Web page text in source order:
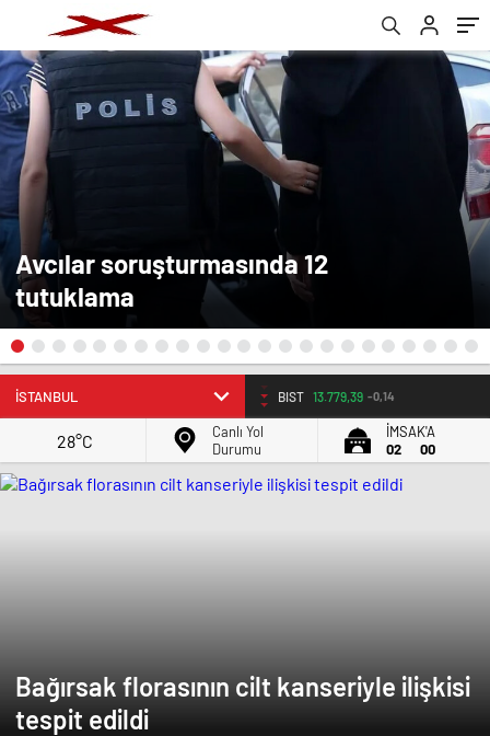
Avcılar soruşturmasında 12
tutuklama
BIST 13.779,39 -0,14
28°C
Canlı Yol
Durumu
İMSAK'A
02
00
Bağırsak florasının cilt kanseriyle ilişkisi
tespit edildi